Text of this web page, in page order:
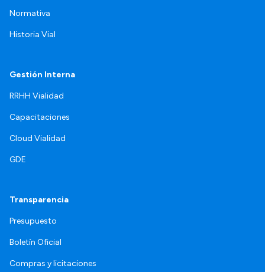
Normativa
Historia Vial
Gestión Interna
RRHH Vialidad
Capacitaciones
Cloud Vialidad
GDE
Transparencia
Presupuesto
Boletín Oficial
Compras y licitaciones